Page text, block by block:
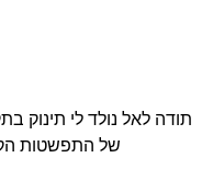
תודה לאל נולד לי תינוק
של התפשטות